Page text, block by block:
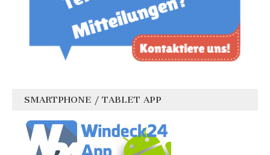
SMARTPHONE / TABLET APP